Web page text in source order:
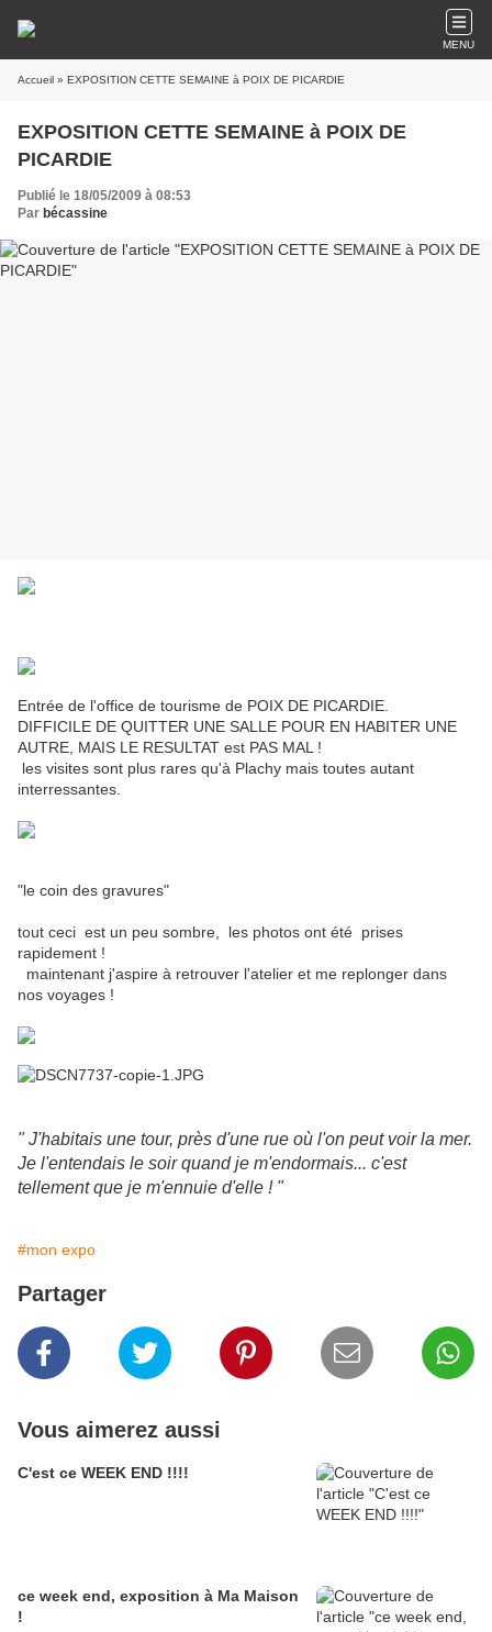
MENU
Accueil » EXPOSITION CETTE SEMAINE à POIX DE PICARDIE
EXPOSITION CETTE SEMAINE à POIX DE
PICARDIE
Publié le 18/05/2009 à 08:53
Par bécassine
Entrée de l'office de tourisme de POIX DE PICARDIE.
DIFFICILE DE QUITTER UNE SALLE POUR EN HABITER UNE
AUTRE, MAIS LE RESULTAT est PAS MAL !
les visites sont plus rares qu'à Plachy mais toutes autant
interressantes.
"le coin des gravures"
tout ceci est un peu sombre, les photos ont été prises
rapidement !
maintenant j'aspire à retrouver l'atelier et me replonger dans
nos voyages !
" J'habitais une tour, près d'une rue où l'on peut voir la mer.
Je l'entendais le soir quand je m'endormais... c'est
tellement que je m'ennuie d'elle ! "
#mon expo
Partager
Vous aimerez aussi
C'est ce WEEK END !!!!
ce week end, exposition à Ma Maison
!